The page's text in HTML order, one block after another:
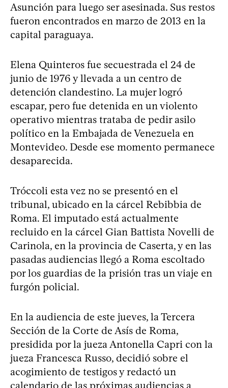
Asunción para luego ser asesinada. Sus restos
fueron encontrados en marzo de 2013 en la
capital paraguaya.
Elena Quinteros fue secuestrada el 24 de
junio de 1976 y llevada a un centro de
detención clandestino. La mujer logró
escapar, pero fue detenida en un violento
operativo mientras trataba de pedir asilo
político en la Embajada de Venezuela en
Montevideo. Desde ese momento permanece
desaparecida.
Tróccoli esta vez no se presentó en el
tribunal, ubicado en la cárcel Rebibbia de
Roma. El imputado está actualmente
recluido en la cárcel Gian Battista Novelli de
Carinola, en la provincia de Caserta, y en las
pasadas audiencias llegó a Roma escoltado
por los guardias de la prisión tras un viaje en
furgón policial.
En la audiencia de este jueves, la Tercera
Sección de la Corte de Asís de Roma,
presidida por la jueza Antonella Capri con la
jueza Francesca Russo, decidió sobre el
acogimiento de testigos y redactó un
calendario de las próximas audiencias a